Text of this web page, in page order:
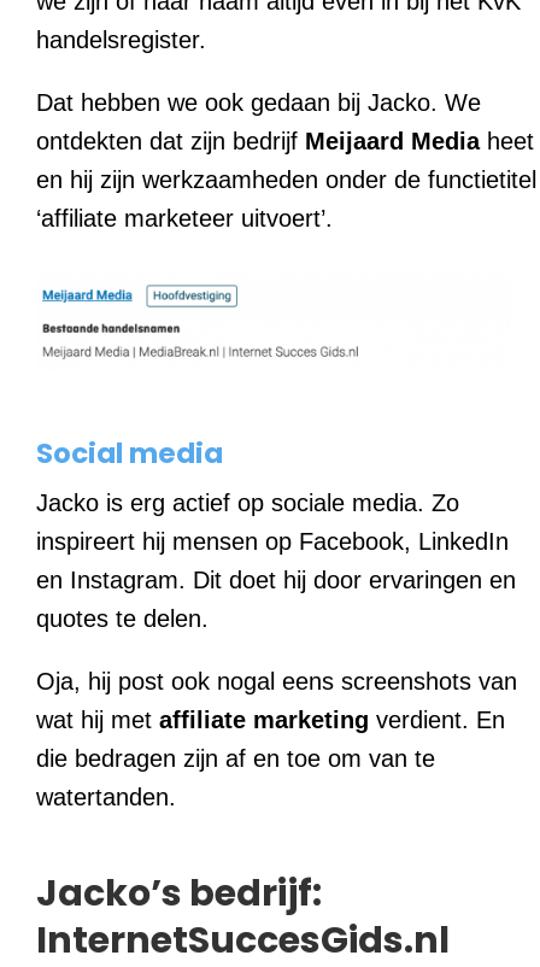
handelsregister.
Dat hebben we ook gedaan bij Jacko. We
ontdekten dat zijn bedrijf Meijaard Mediaheet
en hij zijn werkzaamheden onder de functietitel
‘affiliate marketeer uitvoert’.
Social media
Jacko is erg actief op sociale media. Zo
inspireert hij mensen op Facebook, LinkedIn
en Instagram. Dit doet hij door ervaringen en
quotes te delen.
Oja, hij post ook nogal eens screenshots van
wat hij met affiliate marketing verdient. En
die bedragen zijn af en toe om van te
watertanden.
Jacko’s bedrijf:
InternetSuccesGids.nl